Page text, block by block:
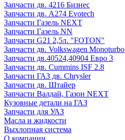
Запчасти дв. 4216 Бизнес
Запчасти дв. A274 Evotech
Запчасти Газель NEXT
Запчасти Газель NN
Запчасти G21 2,5л. "FOTON"
Запчасти дв. Volkswagen Monoturbo
Запчасти дв.40524,40904 Евро 3
Запчасти дв. Cummins ISF 2.8
Запчасти ГАЗ дв. Chrysler
Запчасти дв. Штайер
Запчасти Валдай, Газон NEXT
Кузовные детали на ГАЗ
Запчасти для УАЗ
Масла и жидкости
Выхлопная система
О компании